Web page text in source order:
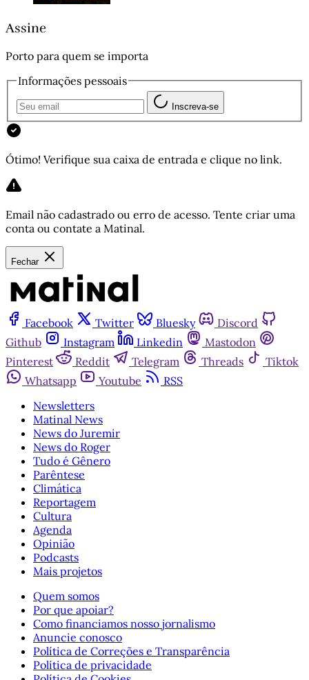
Assine
Porto para quem se importa
Informações pessoais
Inscreva-se
Ótimo! Verifique sua caixa de entrada e clique no link.
Email não cadastrado ou erro de acesso. Tente criar uma
conta ou contate a Matinal.
Fechar
Facebook Twitter Bluesky
Discord
Github
Instagram Linkedin
Mastodon
Pinterest
Reddit Telegram Threads
Tiktok
Whatsapp
Youtube
RSS
Newsletters
Matinal News
News do Juremir
News do Roger
Tudo é Gênero
Parêntese
Climática
Reportagem
Cultura
Agenda
Opinião
Podcasts
Mais projetos
Quem somos
Por que apoiar?
Como financiamos nosso jornalismo
Anuncie conosco
Política de Correções e Transparência
Política de privacidade